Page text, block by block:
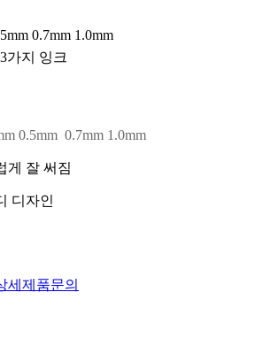
0.7mm 1.0mm
가지 잉크
0.5mm 0.7mm 1.0mm
게 잘 써짐
디자인
세 제품문의